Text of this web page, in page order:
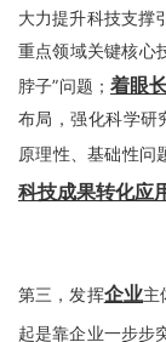
大力提升科技支撑
重点领域关键核心
脖子”问题； 着眼
布局，强化科学研
原理性、基础性问
科技成果转化应
第三， 发挥企业主
起是靠企业一步步